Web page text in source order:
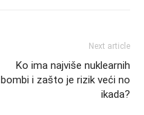
Next article
Ko ima najviše nuklearnih
bombi i zašto je rizik veći no
ikada?